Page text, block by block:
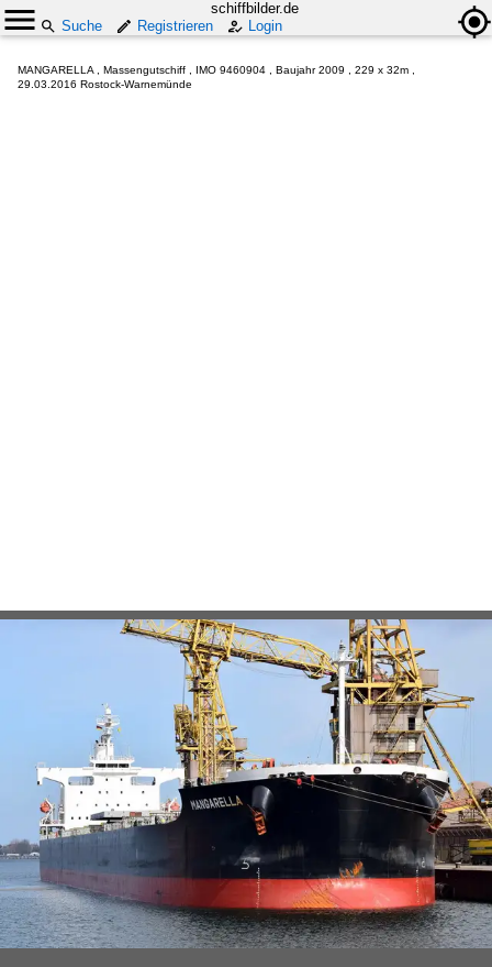
schiffbilder.de
Suche
Registrieren Login
MANGARELLA , Massengutschiff , IMO 9460904 , Baujahr 2009 , 229 x 32m ,
29.03.2016 Rostock-Warnemünde